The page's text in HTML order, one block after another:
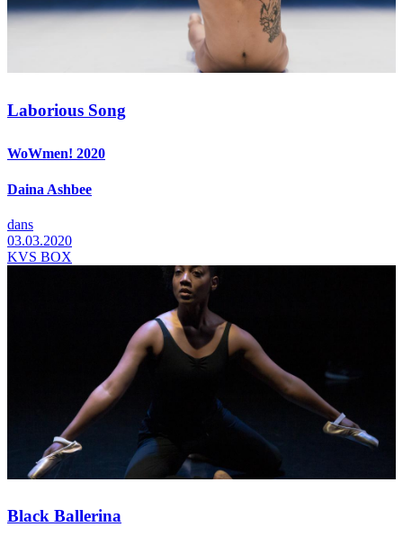
Laborious Song
WoWmen! 2020
Daina Ashbee
dans
03.03.2020
KVS BOX
Black Ballerina